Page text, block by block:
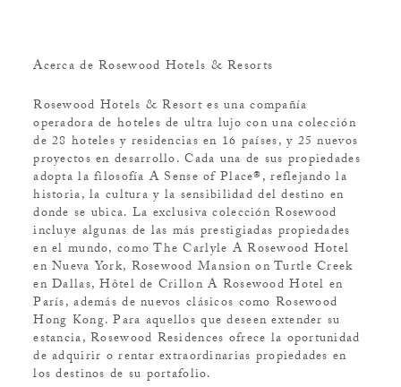
Acerca de Rosewood Hotels & Resorts
Rosewood Hotels & Resort es una compañía
operadora de hoteles de ultra lujo con una colección
de 28 hoteles y residencias en 16 países, y 25 nuevos
proyectos en desarrollo. Cada una de sus propiedades
adopta la filosofía A Sense of Place®, reflejando la
historia, la cultura y la sensibilidad del destino en
donde se ubica. La exclusiva colección Rosewood
incluye algunas de las más prestigiadas propiedades
en el mundo, como The Carlyle A Rosewood Hotel
en Nueva York, Rosewood Mansion on Turtle Creek
en Dallas, Hôtel de Crillon A Rosewood Hotel en
París, además de nuevos clásicos como Rosewood
Hong Kong. Para aquellos que deseen extender su
estancia, Rosewood Residences ofrece la oportunidad
de adquirir o rentar extraordinarias propiedades en
los destinos de su portafolio.